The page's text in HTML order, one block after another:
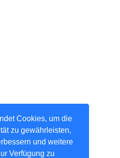
Cookies, um die
zu gewährleisten,
und weitere
Verfügung zu